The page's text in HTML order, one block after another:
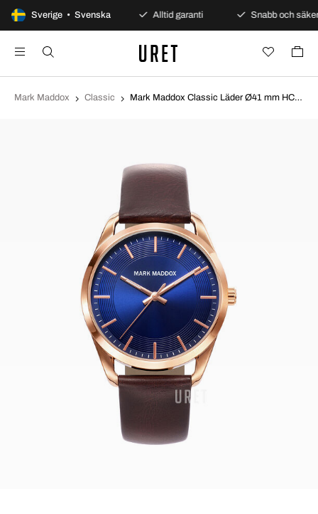
Sverige • Svenska
Säkra betalningar Alltid garanti Snabb och säker
Mark Maddox Classic Mark Maddox Classic Läder Ø41 mm HC2007-37